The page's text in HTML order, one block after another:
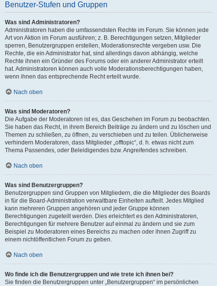
Benutzer-Stufen und Gruppen
Was sind Administratoren?
Administratoren haben die umfassendsten Rechte im Forum. Sie können jede
Art von Aktion im Forum ausführen; z. B. Berechtigungen setzen, Mitglieder
sperren, Benutzergruppen erstellen, Moderationsrechte vergeben usw. Die
Rechte, die ein Administrator hat, sind allerdings davon abhängig, welche
Rechte ihnen ein Gründer des Forums oder ein anderer Administrator erteilt
hat. Administratoren können auch volle Moderationsberechtigungen haben,
wenn ihnen das entsprechende Recht erteilt wurde.
Nach oben
Was sind Moderatoren?
Die Aufgabe der Moderatoren ist es, das Geschehen im Forum zu beobachten.
Sie haben das Recht, in ihrem Bereich Beiträge zu ändern und zu löschen und
Themen zu schließen, zu öffnen, zu verschieben und zu teilen. Üblicherweise
verhindern Moderatoren, dass Mitglieder „offtopic“, d. h. etwas nicht zum
Thema Passendes, oder Beleidigendes bzw. Angreifendes schreiben.
Nach oben
Was sind Benutzergruppen?
Benutzergruppen sind Gruppen von Mitgliedern, die die Mitglieder des Boards
in für die Board-Administration verwaltbare Einheiten aufteilt. Jedes Mitglied
kann mehreren Gruppen angehören und jeder Gruppe können
Berechtigungen zugeteilt werden. Dies erleichtert es den Administratoren,
Berechtigungen für mehrere Benutzer auf einmal zu ändern und sie zum
Beispiel zu Moderatoren eines Bereichs zu machen oder ihnen Zugriff zu
einem nichtöffentlichen Forum zu geben.
Nach oben
Wo finde ich die Benutzergruppen und wie trete ich ihnen bei?
Sie finden die Benutzergruppen unter „Benutzergruppen“ im persönlichen